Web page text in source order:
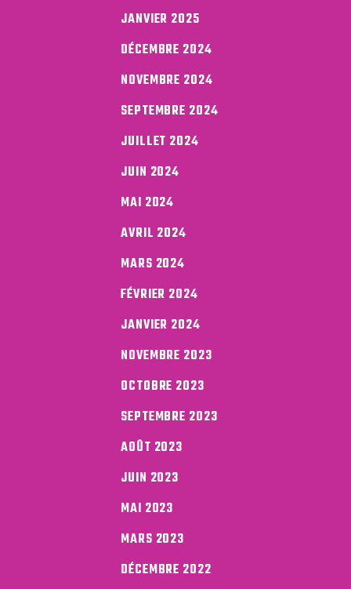
JANVIER 2025
DÉCEMBRE 2024
NOVEMBRE 2024
SEPTEMBRE 2024
JUILLET 2024
JUIN 2024
MAI 2024
AVRIL 2024
MARS 2024
FÉVRIER 2024
JANVIER 2024
NOVEMBRE 2023
OCTOBRE 2023
SEPTEMBRE 2023
AOÛT 2023
JUIN 2023
MAI 2023
MARS 2023
DÉCEMBRE 2022